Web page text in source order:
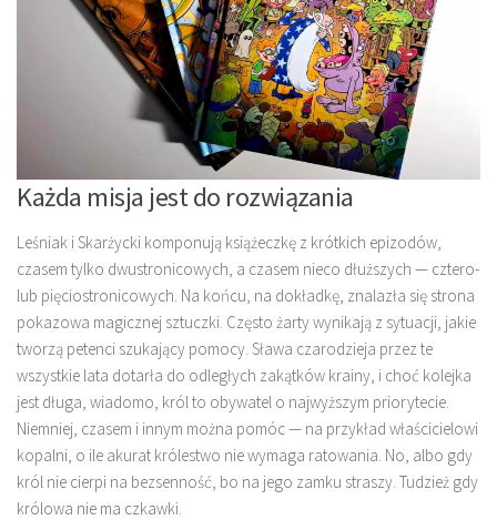
Każda misja jest do rozwiązania
Leśniak i Skarżycki komponują książeczkę z krótkich epizodów,
czasem tylko dwustronicowych, a czasem nieco dłuższych — cztero-
lub pięciostronicowych. Na końcu, na dokładkę, znalazła się strona
pokazowa magicznej sztuczki. Często żarty wynikają z sytuacji, jakie
tworzą petenci szukający pomocy. Sława czarodzieja przez te
wszystkie lata dotarła do odległych zakątków krainy, i choć kolejka
jest długa, wiadomo, król to obywatel o najwyższym priorytecie.
Niemniej, czasem i innym można pomóc — na przykład właścicielowi
kopalni, o ile akurat królestwo nie wymaga ratowania. No, albo gdy
król nie cierpi na bezsenność, bo na jego zamku straszy. Tudzież gdy
królowa nie ma czkawki.